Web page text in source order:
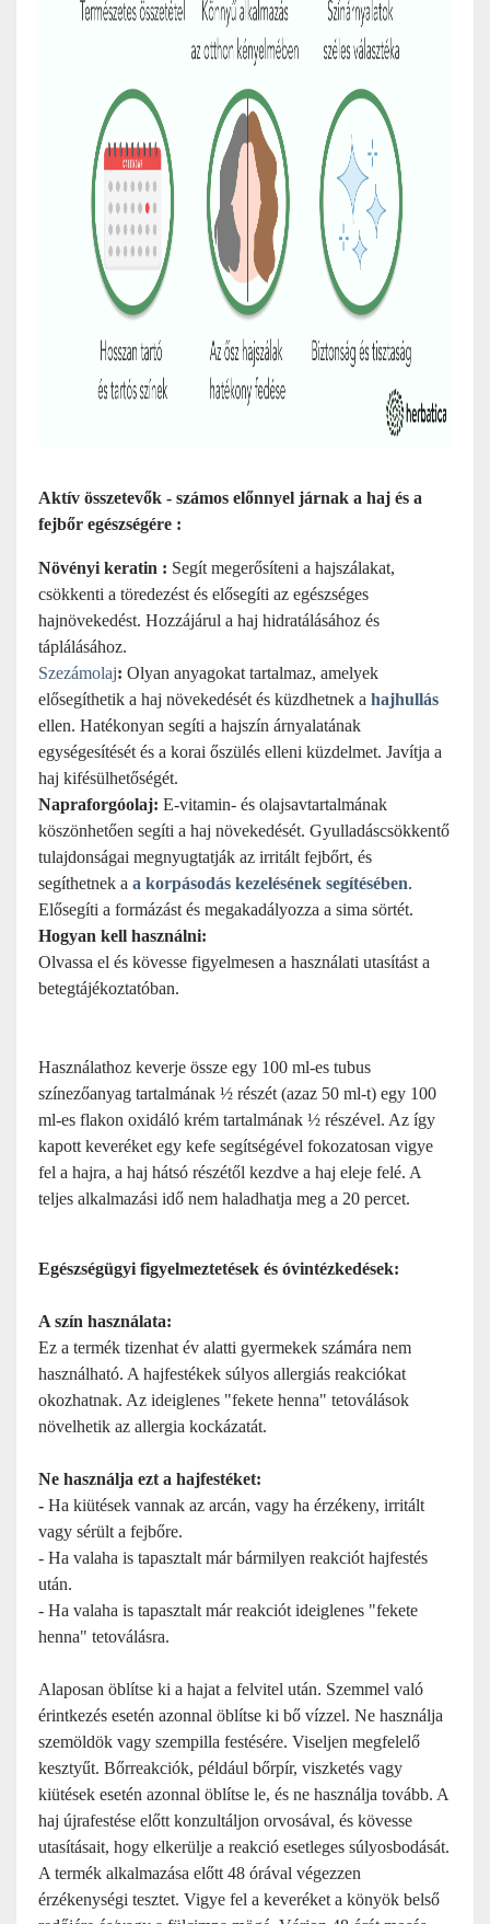
Aktív összetevők - számos előnnyel járnak a haj és a
fejbőr egészségére :
Növényi keratin : Segít megerősíteni a hajszálakat,
csökkenti a töredezést és elősegíti az egészséges
hajnövekedést. Hozzájárul a haj hidratálásához és
táplálásához.
Szezámolaj: Olyan anyagokat tartalmaz, amelyek
elősegíthetik a haj növekedését és küzdhetnek a hajhullás
ellen. Hatékonyan segíti a hajszín árnyalatának
egységesítését és a korai őszülés elleni küzdelmet. Javítja a
haj kifésülhetőségét.
Napraforgóolaj: E-vitamin- és olajsavtartalmának
köszönhetően segíti a haj növekedését. Gyulladáscsökkentő
tulajdonságai megnyugtatják az irritált fejbőrt, és
segíthetnek a a korpásodás kezelésének segítésében.
Elősegíti a formázást és megakadályozza a sima sörtét.
Hogyan kell használni:
Olvassa el és kövesse figyelmesen a használati utasítást a
betegtájékoztatóban.
Használathoz keverje össze egy 100 ml-es tubus
színezőanyag tartalmának ½ részét (azaz 50 ml-t) egy 100
ml-es flakon oxidáló krém tartalmának ½ részével. Az így
kapott keveréket egy kefe segítségével fokozatosan vigye
fel a hajra, a haj hátsó részétől kezdve a haj eleje felé. A
teljes alkalmazási idő nem haladhatja meg a 20 percet.
Egészségügyi figyelmeztetések és óvintézkedések:
A szín használata:
Ez a termék tizenhat év alatti gyermekek számára nem
használható. A hajfestékek súlyos allergiás reakciókat
okozhatnak. Az ideiglenes "fekete henna" tetoválások
növelhetik az allergia kockázatát.
Ne használja ezt a hajfestéket:
- Ha kiütések vannak az arcán, vagy ha érzékeny, irritált
vagy sérült a fejbőre.
- Ha valaha is tapasztalt már bármilyen reakciót hajfestés
után.
- Ha valaha is tapasztalt már reakciót ideiglenes "fekete
henna" tetoválásra.
Alaposan öblítse ki a hajat a felvitel után. Szemmel való
érintkezés esetén azonnal öblítse ki bő vízzel. Ne használja
szemöldök vagy szempilla festésére. Viseljen megfelelő
kesztyűt. Bőrreakciók, például bőrpír, viszketés vagy
kiütések esetén azonnal öblítse le, és ne használja tovább. A
haj újrafestése előtt konzultáljon orvosával, és kövesse
utasításait, hogy elkerülje a reakció esetleges súlyosbodását.
A termék alkalmazása előtt 48 órával végezzen
érzékenységi tesztet. Vigye fel a keveréket a könyök belső